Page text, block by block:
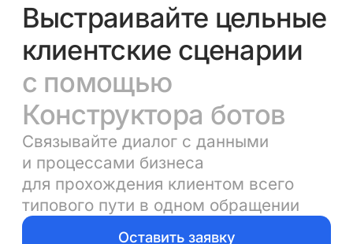
Выстраивайте цельные
клиентские сценарии
с помощью
Конструктора ботов
Связывайте диалог с данными
и процессами бизнеса
для прохождения клиентом всего
типового пути в одном обращении
Оставить заявку